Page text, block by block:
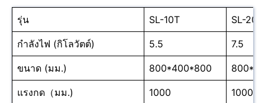
รุ่น SL-10T SL-20T
กำลังไฟ (กิโลวัตต์) 5.5 7.5
ขนาด (มม.) 800*400*800
แรงกด（มม.) 1000 1000